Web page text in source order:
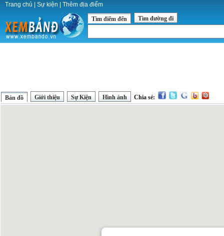
Trang chủ Sự kiện Thêm địa điểm
Tìm điểm đến Tìm đường đi
Bản đồ Giới thiệu Sự Kiện Hình ảnh Chia sẻ: